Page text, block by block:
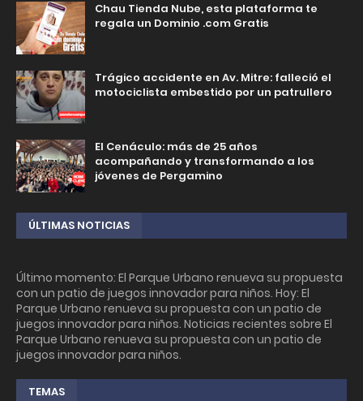
Chau Tienda Nube, esta plataforma te
regala un Dominio .com Gratis
Trágico accidente en Av. Mitre: falleció el
motociclista embestido por un patrullero
El Cenáculo: más de 25 años
acompañando y transformando a los
jóvenes de Pergamino
ÚLTIMAS NOTICIAS
Último momento: El Parque Urbano renueva su propuesta
con un patio de juegos innovador para niños. Hoy: El
Parque Urbano renueva su propuesta con un patio de
juegos innovador para niños. Noticias recientes sobre El
Parque Urbano renueva su propuesta con un patio de
juegos innovador para niños.
TEMAS